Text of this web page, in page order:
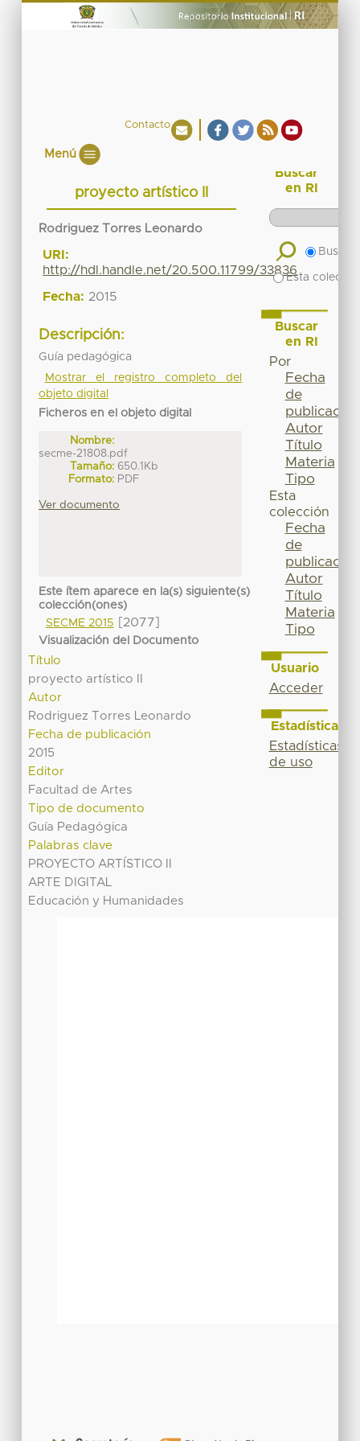
Contacto
Menú
proyecto artístico II
Rodriguez Torres Leonardo
URI:
http://hdl.handle.net/20.500.11799/33836
Fecha: 2015
Descripción:
Guía pedagógica
Mostrar el registro completo del
objeto digital
Ficheros en el objeto digital
Nombre:
secme-21808.pdf
Tamaño: 650.1Kb
Formato: PDF
Ver documento
Este ítem aparece en la(s) siguiente(s)
colección(ones)
SECME 2015
[2077]
Visualización del Documento
Título
proyecto artístico II
Autor
Rodriguez Torres Leonardo
Fecha de publicación
2015
Editor
Facultad de Artes
Tipo de documento
Guía Pedagógica
Palabras clave
PROYECTO ARTÍSTICO II
ARTE DIGITAL
Educación y Humanidades
Buscar
en RI
Buscar
Esta
Buscar
en RI
Por
Fecha
de
publicación
Autor
Título
Materia
Tipo
Esta
colección
Fecha
de
publicación
Autor
Título
Materia
Tipo
Usuario
Acceder
Estadísticas
Estadísticas
de uso